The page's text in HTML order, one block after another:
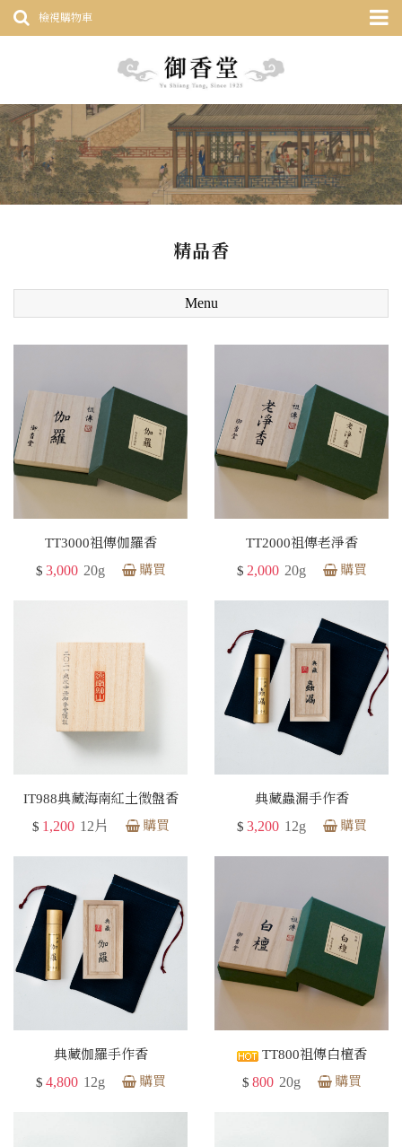
檢視購物車
精品香
Menu
TT3000祖傳伽羅香
$ 3,000 20g 購買
TT2000祖傳老淨香
$ 2,000 20g 購買
IT988典藏海南紅土微盤香
$ 1,200 12片 購買
典藏蟲漏手作香
$ 3,200 12g 購買
典藏伽羅手作香
$ 4,800 12g 購買
TT800祖傳白檀香
$ 800 20g 購買